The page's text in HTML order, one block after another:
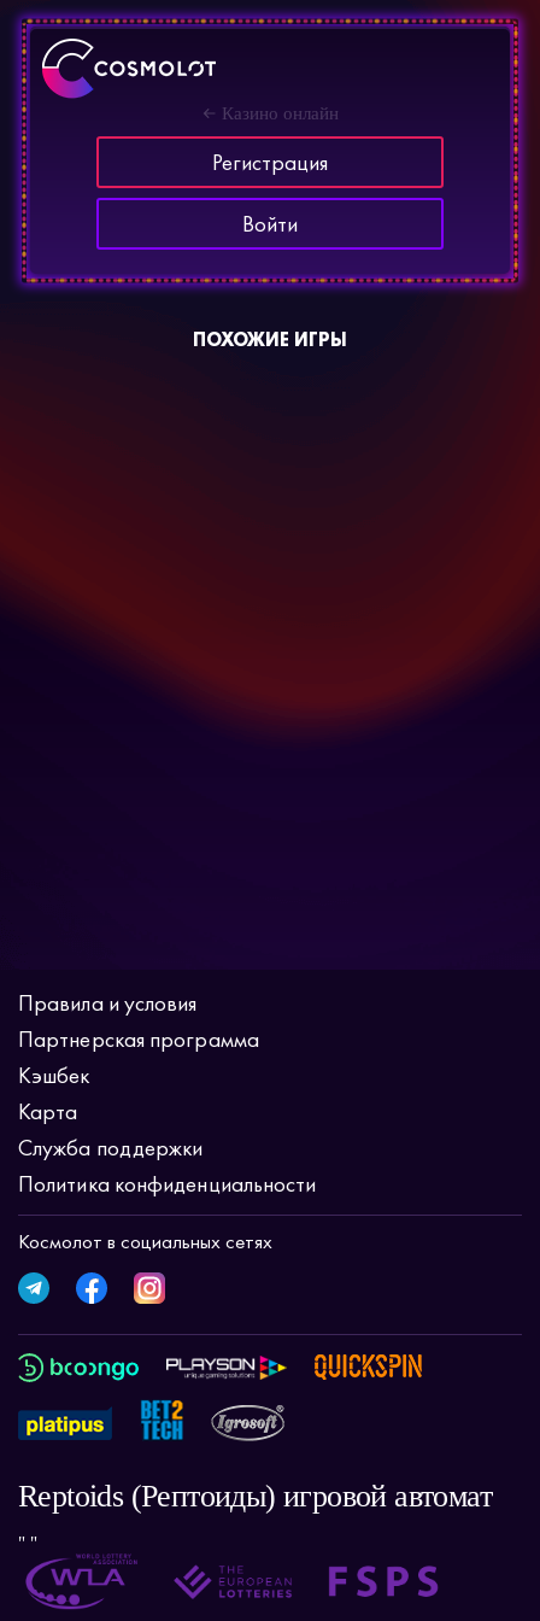
Казино онлайн
Регистрация
Войти
ПОХОЖИЕ ИГРЫ
Правила и условия
Партнерская программа
Кэшбек
Карта
Служба поддержки
Политика конфиденциальности
Космолот в социальных сетях
Reptoids (Рептоиды) игровой автомат
" "